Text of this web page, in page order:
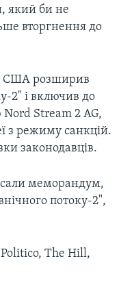
який би не
вторгнення до
США розширив
2" і включив до
Stream 2 AG,
з режиму санкцій.
законодавців.
меморандум,
потоку-2",
Politico, The Hill,